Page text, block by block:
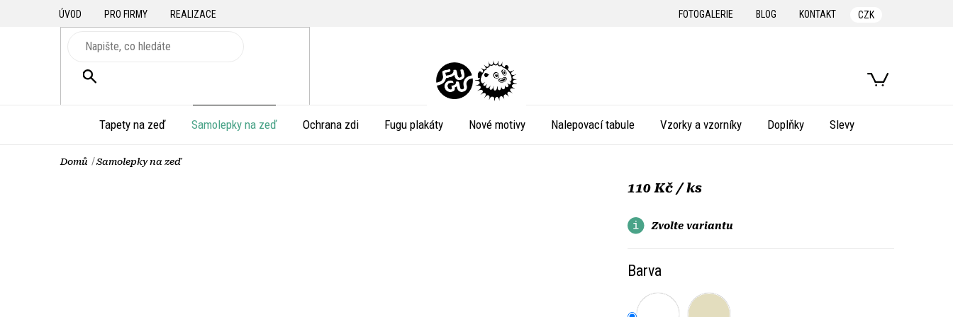
ÚVOD PRO FIRMY REALIZACE FOTOGALERIE BLOG KONTAKT CZK
NÁKUPNÍ
Tapety na zeď Samolepky na zeď Ochrana zdi Fugu plakáty Nové motivy Nalepovací tabule Vzorky a vzorníky Doplňky Slevy
Domů Samolepky na zeď
110 Kč / ks
Zvolte variantu
Barva